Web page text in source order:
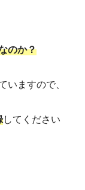
のか？
いますので、
してください